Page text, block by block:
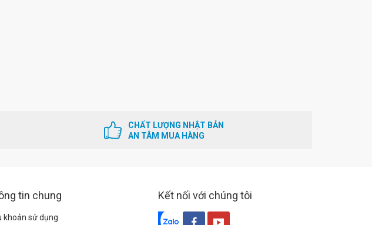
CHẤT LƯỢNG NHẬT BẢN
AN TÂM MUA HÀNG
tin chung
khoản sử dụng
Kết nối với chúng tôi